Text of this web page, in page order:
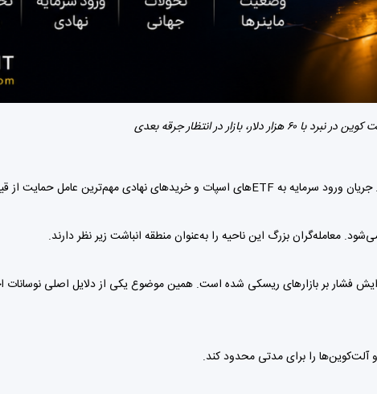
افزایش فشار بر بازارهای ریسکی شده است. همین موضوع یکی از دلایل اصلی
آلت‌کوین‌ها را برای مدتی محدود کند.